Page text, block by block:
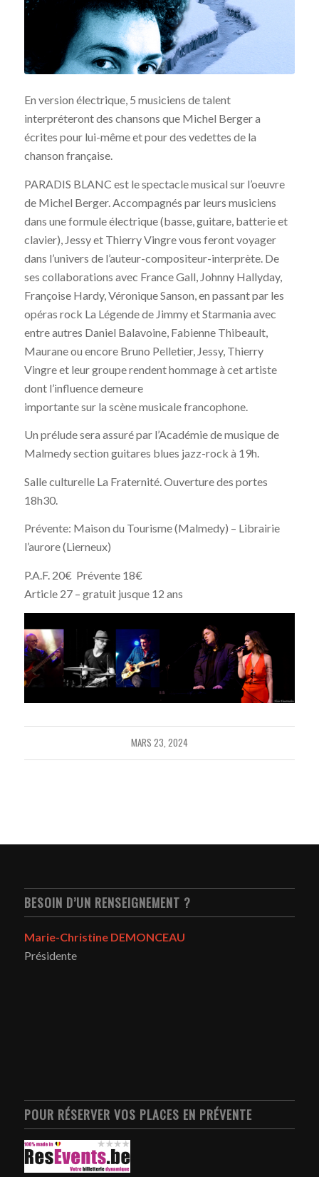
En version électrique, 5 musiciens de talent
interpréteront des chansons que Michel Berger a
écrites pour lui-même et pour des vedettes de la
chanson française.
PARADIS BLANC est le spectacle musical sur l’oeuvre
de Michel Berger. Accompagnés par leurs musiciens
dans une formule électrique (basse, guitare, batterie et
clavier), Jessy et Thierry Vingre vous feront voyager
dans l’univers de l’auteur-compositeur-interprète. De
ses collaborations avec France Gall, Johnny Hallyday,
Françoise Hardy, Véronique Sanson, en passant par les
opéras rock La Légende de Jimmy et Starmania avec
entre autres Daniel Balavoine, Fabienne Thibeault,
Maurane ou encore Bruno Pelletier, Jessy, Thierry
Vingre et leur groupe rendent hommage à cet artiste
dont l’influence demeure
importante sur la scène musicale francophone.
Un prélude sera assuré par l’Académie de musique de
Malmedy section guitares blues jazz-rock à 19h.
Salle culturelle La Fraternité. Ouverture des portes
18h30.
Prévente: Maison du Tourisme (Malmedy) – Librairie
l’aurore (Lierneux)
P.A.F. 20€ Prévente 18€
Article 27 – gratuit jusque 12 ans
MARS 23, 2024
BESOIN D’UN RENSEIGNEMENT ?
Marie-Christine DEMONCEAU
Présidente
POUR RÉSERVER VOS PLACES EN PRÉVENTE